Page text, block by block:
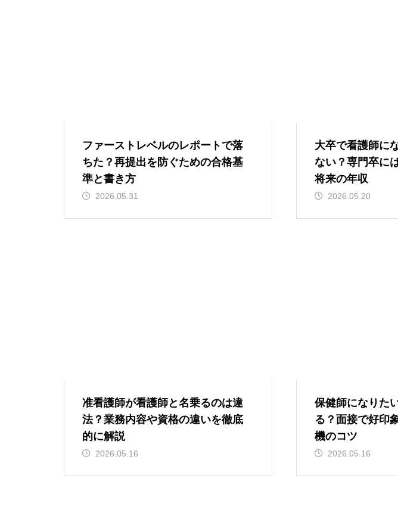
ファーストレベルのレポートで落
ちた？再提出を防ぐための合格基
準と書き方
2026.05.31
大卒で看護師に
ない？専門卒に
将来の年収
2026.05.20
准看護師が看護師と名乗るのは違
法？業務内容や資格の違いを徹底
的に解説
2026.05.16
保健師になりた
る？面接で好印
機のコツ
2026.05.16